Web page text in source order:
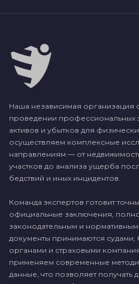
Наша независимая организация
проведении профессиональных
активов и убытков для
осуществляем комплексные
направлениям — от
участков до анализа ущерба
бедствий и иных инцидентов.
Команда экспертов готовит
официальные заключения,
законодательным и
документы принимаются судами,
органами и страховыми
применяем современные
данные, что позволяет получать